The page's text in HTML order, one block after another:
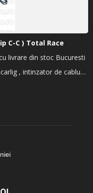
C-C ) Total Race
livrare din stoc Bucuresti
, intinzator de cablu…